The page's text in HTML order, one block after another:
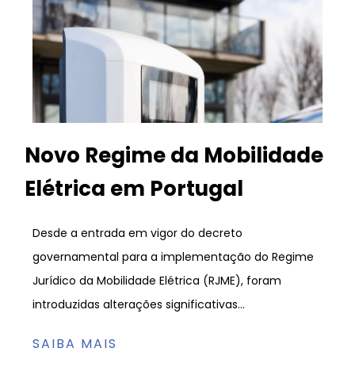
Novo Regime da Mobilidade
Elétrica em Portugal
Desde a entrada em vigor do decreto
governamental para a implementação do Regime
Jurídico da Mobilidade Elétrica (RJME), foram
introduzidas alterações significativas...
SAIBA MAIS